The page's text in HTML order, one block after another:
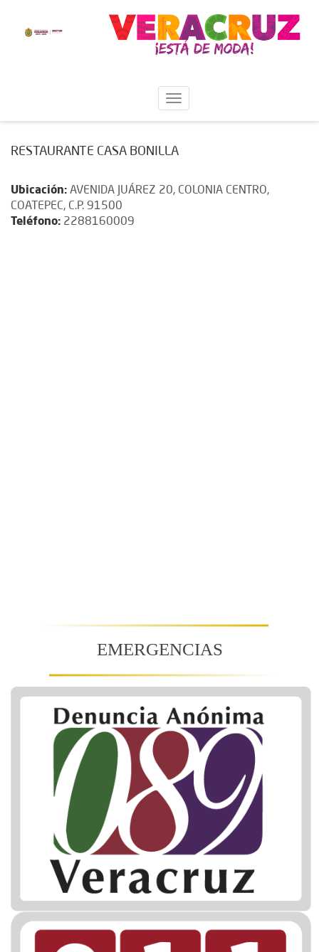
RESTAURANTE CASA BONILLA
Ubicación: AVENIDA JUÁREZ 20, COLONIA CENTRO,
COATEPEC, C.P. 91500
Teléfono: 2288160009
EMERGENCIAS